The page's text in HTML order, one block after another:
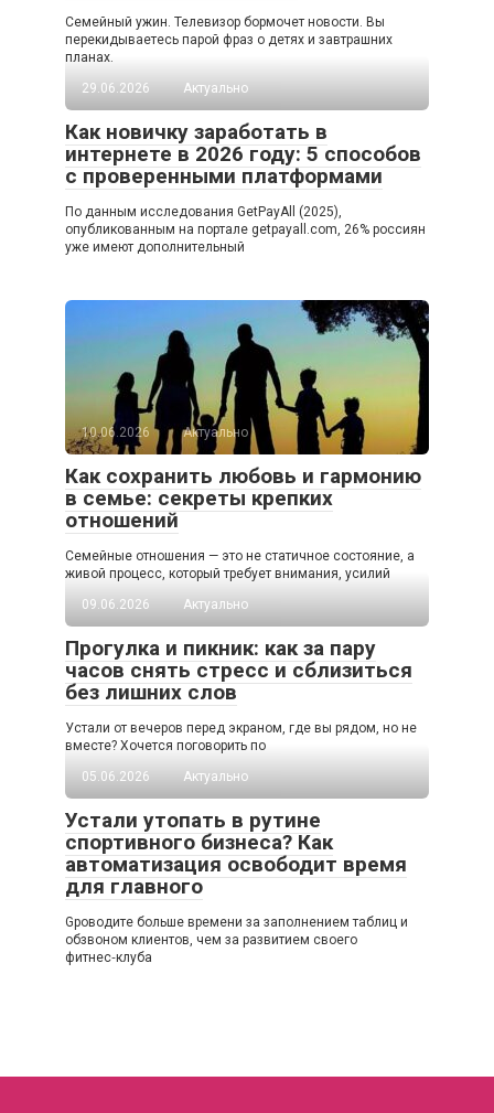
Семейный ужин. Телевизор бормочет новости. Вы
перекидываетесь парой фраз о детях и завтрашних
планах.
29.06.2026
Актуально
Как новичку заработать в
интернете в 2026 году: 5 способов
с проверенными платформами
По данным исследования GetPayAll (2025),
опубликованным на портале getpayall.com, 26% россиян
уже имеют дополнительный
10.06.2026 Актуально
Как сохранить любовь и гармонию
в семье: секреты крепких
отношений
Семейные отношения — это не статичное состояние, а
живой процесс, который требует внимания, усилий
09.06.2026
Актуально
Прогулка и пикник: как за пару
часов снять стресс и сблизиться
без лишних слов
Устали от вечеров перед экраном, где вы рядом, но не
вместе? Хочется поговорить по
05.06.2026
Актуально
Устали утопать в рутине
спортивного бизнеса? Как
автоматизация освободит время
для главного
Gроводите больше времени за заполнением таблиц и
обзвоном клиентов, чем за развитием своего
фитнес‑клуба